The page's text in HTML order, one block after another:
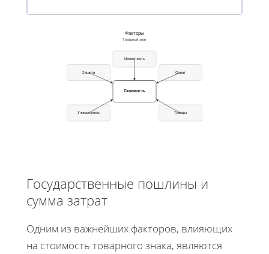
Факторы
Товарный знак
Известность
Защита Охват
Уникальность Тренды
Стоимость
Государственные пошлины и
сумма затрат
Одним из важнейших факторов, влияющих
на стоимость товарного знака, являются